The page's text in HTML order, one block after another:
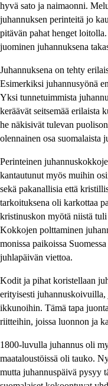
hyvä sato ja naimaonni.
juhannuksen perinteitä jo
pitävän pahat henget
juominen juhannuksena
Juhannuksena on tehty
Esimerkiksi juhannusyönä
Yksi tunnetuimmista
keräävät seitsemää erilaista
he näkisivät tulevan
olennainen osa suomalaista
Perinteinen
kantautunut myös muihin
sekä pakanallisia että
tarkoituksena oli karkottaa
kristinuskon myötä niistä
Kokkojen polttaminen
monissa paikoissa
juhlapäivän viettoa.
Kodit ja pihat koristellaan
erityisesti
ikkunoihin. Tämä tapa
riitteihin, joissa luonnon ja
1800-luvulla juhannus oli
maataloustöissä oli tauko.
mutta juhannuspäivä pysyy